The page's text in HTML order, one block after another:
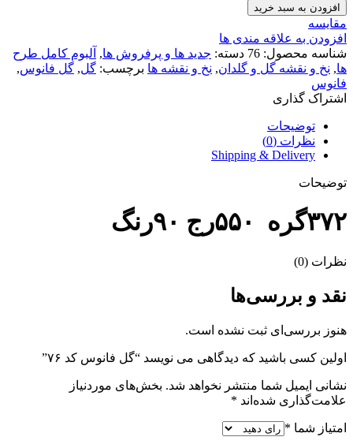
افزودن به سبد خرید
مقایسه
افزودن به علاقه مندی ها
شناسه محصول: 76 دسته: جدید ها و پرفروش ها, آلبوم کامل طرح
ها, نخ و نقشه گل و گلدان, نخ و نقشه ها برچسب: گل, گل فانوس,
فانوس
اشتراک گذاری
توضیحات
نظرات (0)
Shipping & Delivery
توضیحات
۳۷۲گره ۵۵۰رج ۹۰رنگ
نظرات (0)
نقد و بررسی‌ها
هنوز بررسی‌ای ثبت نشده است.
اولین کسی باشید که دیدگاهی می نویسد “گل فانوس کد ۷۶”
نشانی ایمیل شما منتشر نخواهد شد. بخش‌های موردنیاز
علامت‌گذاری شده‌اند *
امتیاز شما *